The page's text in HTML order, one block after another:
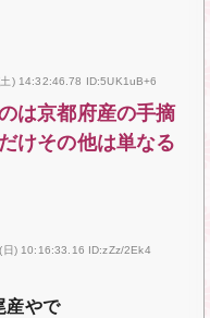
) 14:32:46.78 ID:5UK1uB+6
は京都府産の手摘
けその他は単なる
) 10:16:33.16 ID:zZz/2Ek4
産やで